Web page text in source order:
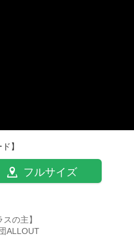
】
フルサイズ
の主】
ALLOUT